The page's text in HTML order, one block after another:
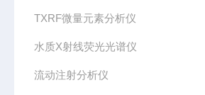
TXRF微量元素分析仪
水质X射线荧光光谱仪
流动注射分析仪